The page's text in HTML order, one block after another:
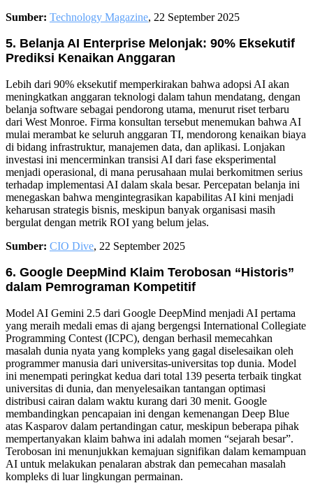
Sumber: Technology Magazine, 22 September 2025
5. Belanja AI Enterprise Melonjak: 90% Eksekutif
Prediksi Kenaikan Anggaran
Lebih dari 90% eksekutif memperkirakan bahwa adopsi AI akan
meningkatkan anggaran teknologi dalam tahun mendatang, dengan
belanja software sebagai pendorong utama, menurut riset terbaru
dari West Monroe. Firma konsultan tersebut menemukan bahwa AI
mulai merambat ke seluruh anggaran TI, mendorong kenaikan biaya
di bidang infrastruktur, manajemen data, dan aplikasi. Lonjakan
investasi ini mencerminkan transisi AI dari fase eksperimental
menjadi operasional, di mana perusahaan mulai berkomitmen serius
terhadap implementasi AI dalam skala besar. Percepatan belanja ini
menegaskan bahwa mengintegrasikan kapabilitas AI kini menjadi
keharusan strategis bisnis, meskipun banyak organisasi masih
bergulat dengan metrik ROI yang belum jelas.
Sumber: CIO Dive, 22 September 2025
6. Google DeepMind Klaim Terobosan “Historis”
dalam Pemrograman Kompetitif
Model AI Gemini 2.5 dari Google DeepMind menjadi AI pertama
yang meraih medali emas di ajang bergengsi International Collegiate
Programming Contest (ICPC), dengan berhasil memecahkan
masalah dunia nyata yang kompleks yang gagal diselesaikan oleh
programmer manusia dari universitas-universitas top dunia. Model
ini menempati peringkat kedua dari total 139 peserta terbaik tingkat
universitas di dunia, dan menyelesaikan tantangan optimasi
distribusi cairan dalam waktu kurang dari 30 menit. Google
membandingkan pencapaian ini dengan kemenangan Deep Blue
atas Kasparov dalam pertandingan catur, meskipun beberapa pihak
mempertanyakan klaim bahwa ini adalah momen “sejarah besar”.
Terobosan ini menunjukkan kemajuan signifikan dalam kemampuan
AI untuk melakukan penalaran abstrak dan pemecahan masalah
kompleks di luar lingkungan permainan.